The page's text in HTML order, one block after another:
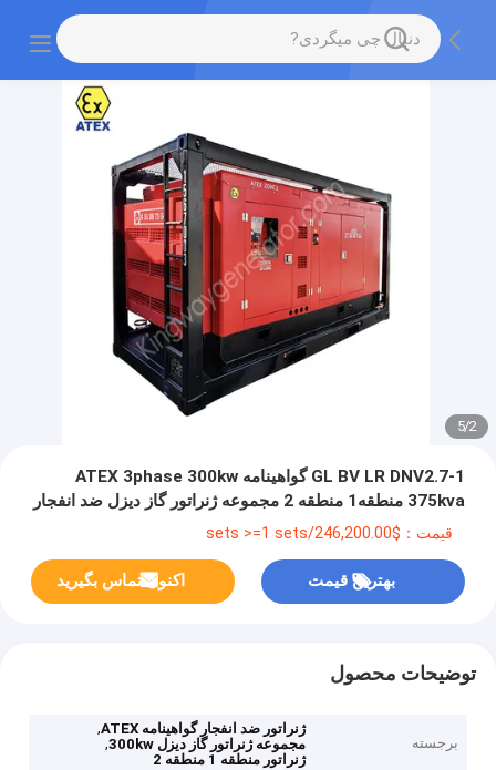
2
/
5
GL BV LR DNV2.7-1 گواهینامه ATEX 3phase 300kw
375kva منطقه1 منطقه 2 مجموعه ژنراتور گاز دیزل ضد انفجار
قیمت：$246,200.00/sets >=1 sets
بهترین قیمت اکنون تماس بگیرید
توضیحات محصول
برجسته
ژنراتور ضد انفجار گواهینامه ATEX
,
مجموعه ژنراتور گاز دیزل 300kw
,
ژنراتور منطقه 1 منطقه 2